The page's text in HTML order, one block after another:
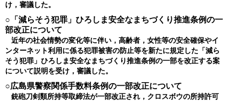
け，審議した。
○「減らそう犯罪」ひろしま安全なまちづくり推進条例の一
部改正について
近年の社会情勢の変化等に伴い，高齢者，女性等の安全確保やイ
ンターネット利用に係る犯罪被害の防止等を新たに規定した「減ら
そう犯罪」ひろしま安全なまちづくり推進条例の一部を改正する案
について説明を受け，審議した。
○広島県警察関係手数料条例の一部改正について
銃砲刀剣類所持等取締法が一部改正され，クロスボウの所持許可